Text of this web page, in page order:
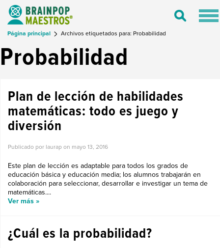
Toggle
Página principal Archivos etiquetados para: Probabilidad
Probabilidad
Plan de lección de habilidades
matemáticas: todo es juego y
diversión
Publicado por laurap on mayo 13, 2016
Este plan de lección es adaptable para todos los grados de
educación básica y educación media; los alumnos trabajarán en
colaboración para seleccionar, desarrollar e investigar un tema de
matemáticas....
Ver más »
¿Cuál es la probabilidad?